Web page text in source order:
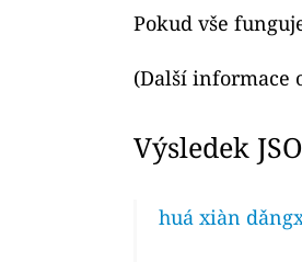
Pokud vše
(Další informace
Výsledek
huá xiàn